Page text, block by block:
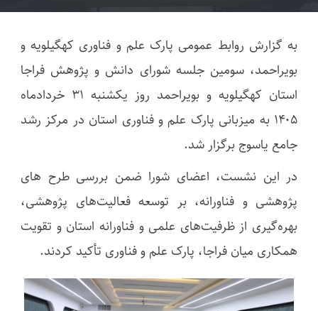
به گزارش روابط عمومی پارک علم و فناوری کهگیلویه و
بویراحمد، سومین جلسه شورای دانش و پژوهش فراجا
استان کهگیلویه و بویراحمد روز یکشنبه ۳۱ خردادماه
۱۴۰۵ به میزبانی پارک علم و فناوری استان در مرکز رشد
جامع یاسوج برگزار شد.
در این نشست، اعضای شورا ضمن بررسی طرح های
پژوهشی و فناورانه، بر توسعه فعالیت‌های پژوهشی،
بهره‌گیری از ظرفیت‌های علمی و فناورانه استان و تقویت
همکاری میان فراجا، پارک علم و فناوری تأکید کردند.